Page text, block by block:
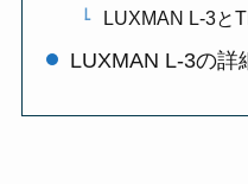
LUXMAN L-3と
LUXMAN L-3の詳